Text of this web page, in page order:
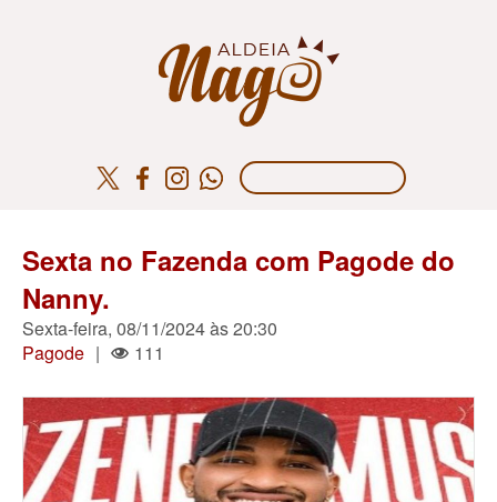
Sexta no Fazenda com Pagode do
Nanny.
Sexta-feira, 08/11/2024 às 20:30
Pagode | 111